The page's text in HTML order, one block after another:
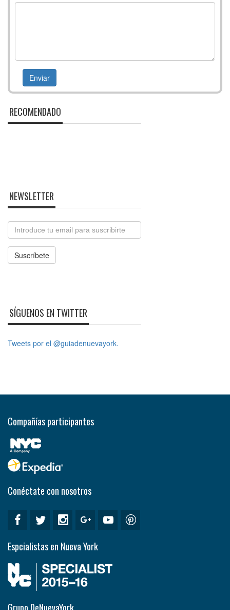
RECOMENDADO
NEWSLETTER
Email
Suscríbete
SÍGUENOS EN TWITTER
Tweets por el @guiadenuevayork.
Compañías participantes
Conéctate con nosotros
Espcialistas en Nueva York